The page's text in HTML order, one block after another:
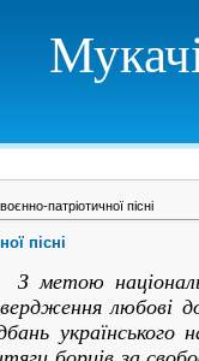
патріотичної пісні
пісні
З метою
любові
українського